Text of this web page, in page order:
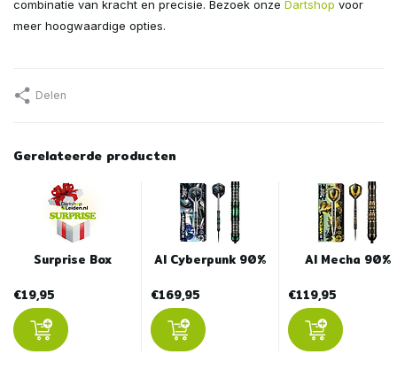
combinatie van kracht en precisie. Bezoek onze Dartshop voor
meer hoogwaardige opties.
Delen
Gerelateerde producten
Surprise Box
€19,95
AI Cyberpunk 90%
€169,95
AI Mecha 90%
€119,95